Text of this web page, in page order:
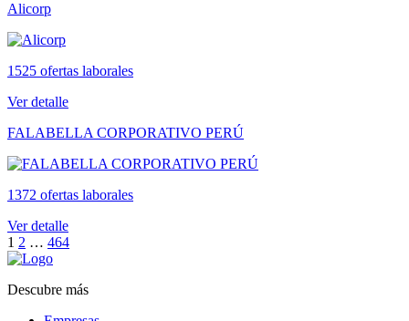
Alicorp
1525 ofertas laborales
Ver detalle
FALABELLA CORPORATIVO PERÚ
1372 ofertas laborales
Ver detalle
1 2 … 464
Descubre más